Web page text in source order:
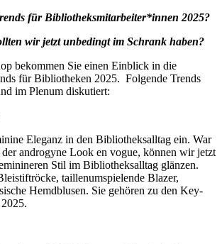
für Bibliotheksmitarbeiter*innen 2025?
wir jetzt unbedingt im Schrank haben?
bekommen Sie einen Einblick in die
für Bibliotheken 2025. Folgende Trends
im Plenum diskutiert:
Eleganz in den Bibliotheksalltag ein. War
androgyne Look en vogue, können wir jetzt
Stil im Bibliotheksalltag glänzen.
taillenumspielende Blazer,
Hemdblusen. Sie gehören zu den Key-